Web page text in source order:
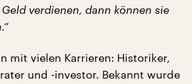
verdienen, dann können sie
mit vielen Karrieren: Historiker,
und -investor. Bekannt wurde